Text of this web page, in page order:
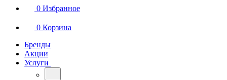
0 Избранное
0 Корзина
Бренды
Акции
Услуги